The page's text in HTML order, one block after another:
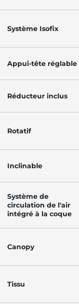
Système Isofix
Appui-tête réglable
Réducteur inclus
Rotatif
Inclinable
Système de
circulation de l'air
intégré à la coque
Canopy
Tissu